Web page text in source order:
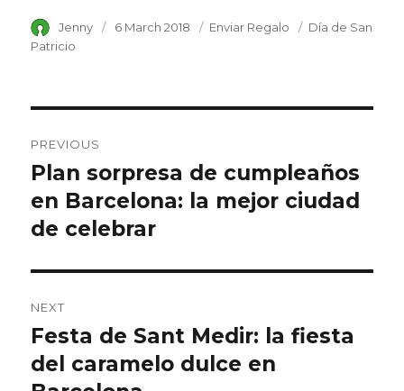
Author
Jenny
Posted
6 March 2018 Category
Enviar Regalo Tags
Día de San
Patricio
navigation
PREVIOUS
Previous
post:
Plan sorpresa de cumpleaños
en Barcelona: la mejor ciudad
de celebrar
NEXT
Next
post:
Festa de Sant Medir: la fiesta
del caramelo dulce en